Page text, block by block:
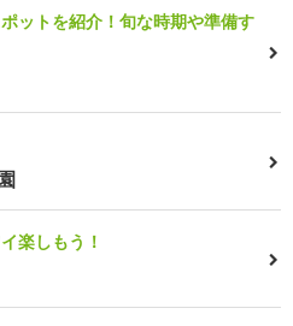
ットを紹介！旬な時期や準備す
楽しもう！